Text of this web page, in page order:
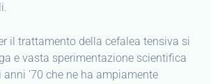
il trattamento della cefalea tensiva si
e vasta sperimentazione scientifica
’70 che ne ha ampiamente